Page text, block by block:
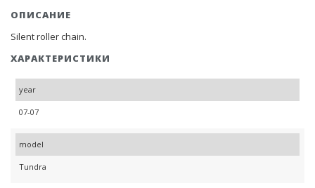
ОПИСАНИЕ
Silent roller chain.
ХАРАКТЕРИСТИКИ
year
07-07
model
Tundra